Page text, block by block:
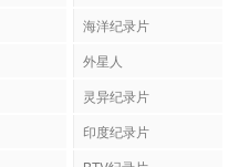
海洋纪录片
外星人
灵异纪录片
印度纪录片